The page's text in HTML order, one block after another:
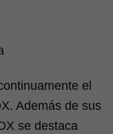
el
Además de sus
se destaca